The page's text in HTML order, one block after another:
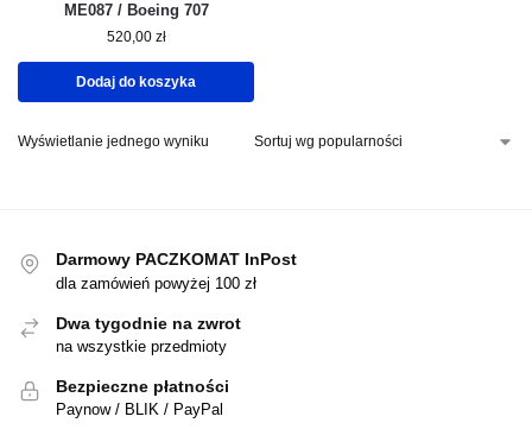
ME087 / Boeing 707
520,00 zł
Dodaj do koszyka
Wyświetlanie jednego wyniku
Darmowy PACZKOMAT InPost
dla zamówień powyżej 100 zł
Dwa tygodnie na zwrot
na wszystkie przedmioty
Bezpieczne płatności
Paynow / BLIK / PayPal